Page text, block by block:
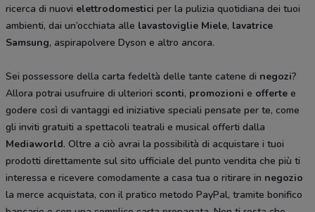
ricerca di nuovi elettrodomestici per la pulizia quotidiana dei tuoi
ambienti, dai un’occhiata alle lavastoviglie Miele, lavatrice
Samsung, aspirapolvere Dyson e altro ancora.
Sei possessore della carta fedeltà delle tante catene di negozi?
Allora potrai usufruire di ulteriori sconti, promozioni e offerte e
godere così di vantaggi ed iniziative speciali pensate per te, come
gli inviti gratuiti a spettacoli teatrali e musical offerti dalla
Mediaworld. Oltre a ciò avrai la possibilità di acquistare i tuoi
prodotti direttamente sul sito ufficiale del punto vendita che più ti
interessa e ricevere comodamente a casa tua o ritirare in negozio
la merce acquistata, con il pratico metodo PayPal, tramite bonifico